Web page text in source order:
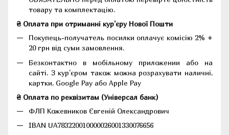
товару та комплектацію.
₴ Оплата при отриманні кур'єру Нової Пошти
Покупець-получатель посилки оплачує комісію 2% +
20 грн від суми замовлення.
Безконтактно в мобільному приложении або на
сайті. З кур'єром також можна розрахувати наличні,
картки, Google Pay або Apple Pay
₴ Оплата по реквізитам (Універсал банк)
ФЛП Кожевников Євгеній Олександрович
IBAN UA783220010000026001330076656